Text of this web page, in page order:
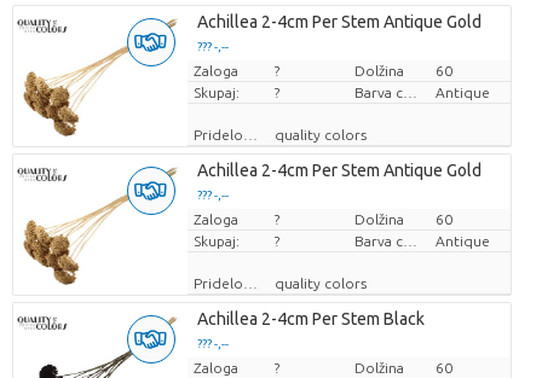
Achillea 2-4cm Per Stem Antique Gold
??? -,--
Cena za kos
Zaloga ? Dolžina
60
Skupaj:
? Antique
quality colors
Achillea 2-4cm Per Stem Antique Gold
??? -,--
Cena za kos
Zaloga ? Dolžina
60
Skupaj:
? Antique
quality colors
Achillea 2-4cm Per Stem Black
??? -,--
Cena za kos
Zaloga ? Dolžina
60